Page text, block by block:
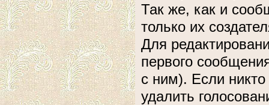
Так же, как и
только их
Для
первого
с ним). Если
удалить